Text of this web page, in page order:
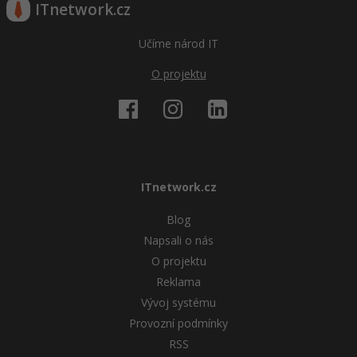
ITnetwork.cz
Učíme národ IT
O projektu
ITnetwork.cz
Blog
Napsali o nás
O projektu
Reklama
Vývoj systému
Provozní podmínky
RSS